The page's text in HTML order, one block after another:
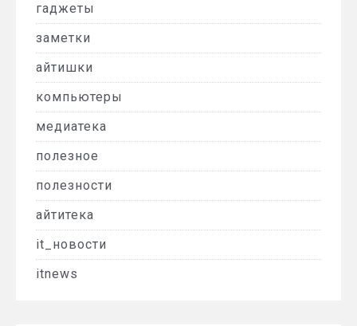
гаджеты
заметки
айтишки
компьютеры
медиатека
полезное
полезности
айтитека
it_новости
itnews